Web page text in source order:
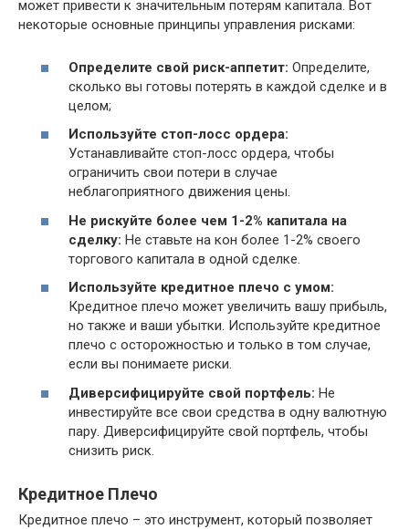
может привести к значительным потерям капитала. Вот
некоторые основные принципы управления рисками:
Определите свой риск-аппетит: Определите,
сколько вы готовы потерять в каждой сделке и в
целом;
Используйте стоп-лосс ордера:
Устанавливайте стоп-лосс ордера, чтобы
ограничить свои потери в случае
неблагоприятного движения цены.
Не рискуйте более чем 1-2% капитала на
сделку: Не ставьте на кон более 1-2% своего
торгового капитала в одной сделке.
Используйте кредитное плечо с умом:
Кредитное плечо может увеличить вашу прибыль,
но также и ваши убытки. Используйте кредитное
плечо с осторожностью и только в том случае,
если вы понимаете риски.
Диверсифицируйте свой портфель: Не
инвестируйте все свои средства в одну валютную
пару. Диверсифицируйте свой портфель, чтобы
снизить риск.
Кредитное Плечо
Кредитное плечо – это инструмент, который позволяет